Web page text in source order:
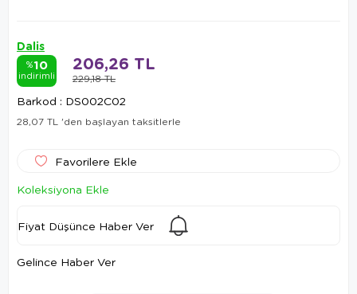
Dalis
%10
indirimli 229,18 TL
206,26 TL
Barkod : DS002C02
28,07 TL 'den başlayan taksitlerle
Favorilere Ekle
Koleksiyona Ekle
Fiyat Düşünce Haber Ver
Gelince Haber Ver